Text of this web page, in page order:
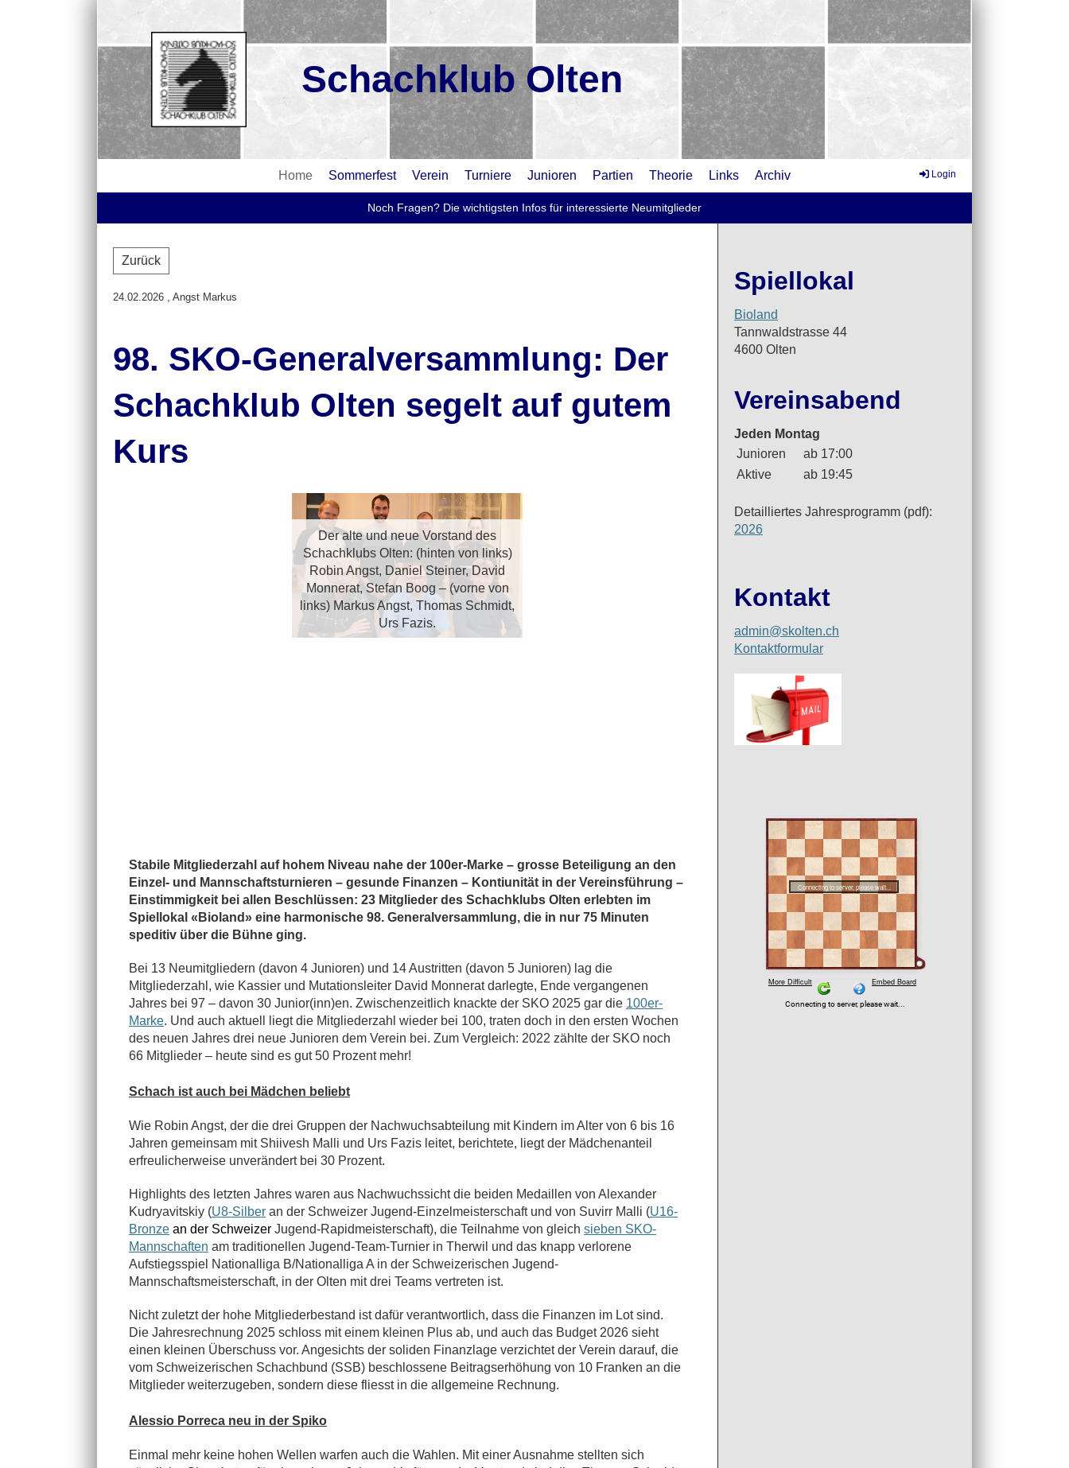
Schachklub Olten
Home Sommerfest Verein Turniere Junioren Partien Theorie Links Archiv Login
Noch Fragen? Die wichtigsten Infos für interessierte Neumitglieder
Zurück
24.02.2026 , Angst Markus
98. SKO-Generalversammlung: Der
Schachklub Olten segelt auf gutem
Kurs
Der alte und neue Vorstand des
Schachklubs Olten: (hinten von links)
Robin Angst, Daniel Steiner, David
Monnerat, Stefan Boog – (vorne von
links) Markus Angst, Thomas Schmidt,
Urs Fazis.
Stabile Mitgliederzahl auf hohem Niveau nahe der 100er-Marke – grosse Beteiligung an den
Einzel- und Mannschaftsturnieren – gesunde Finanzen – Kontiunität in der Vereinsführung –
Einstimmigkeit bei allen Beschlüssen: 23 Mitglieder des Schachklubs Olten erlebten im
Spiellokal «Bioland» eine harmonische 98. Generalversammlung, die in nur 75 Minuten
speditiv über die Bühne ging.
Bei 13 Neumitgliedern (davon 4 Junioren) und 14 Austritten (davon 5 Junioren) lag die
Mitgliederzahl, wie Kassier und Mutationsleiter David Monnerat darlegte, Ende vergangenen
Jahres bei 97 – davon 30 Junior(inn)en. Zwischenzeitlich knackte der SKO 2025 gar die 100er-
Marke. Und auch aktuell liegt die Mitgliederzahl wieder bei 100, traten doch in den ersten Wochen
des neuen Jahres drei neue Junioren dem Verein bei. Zum Vergleich: 2022 zählte der SKO noch
66 Mitglieder – heute sind es gut 50 Prozent mehr!
Schach ist auch bei Mädchen beliebt
Wie Robin Angst, der die drei Gruppen der Nachwuchsabteilung mit Kindern im Alter von 6 bis 16
Jahren gemeinsam mit Shiivesh Malli und Urs Fazis leitet, berichtete, liegt der Mädchenanteil
erfreulicherweise unverändert bei 30 Prozent.
Highlights des letzten Jahres waren aus Nachwuchssicht die beiden Medaillen von Alexander
Kudryavitskiy (U8-Silberan der Schweizer Jugend-Einzelmeisterschaft und von SuvirrMalli (U16-
Bronzean der Schweizer Jugend-Rapidmeisterschaft), die Teilnahme von gleich sieben SKO-
Mannschaften am traditionellen Jugend-Team-Turnier in Therwil und das knapp verlorene
Aufstiegsspiel Nationalliga B/Nationalliga A in der Schweizerischen Jugend-
Mannschaftsmeisterschaft, in der Olten mit drei Teams vertreten ist.
Nicht zuletzt der hohe Mitgliederbestand ist dafür verantwortlich, dass die Finanzen im Lot sind.
Die Jahresrechnung 2025 schloss mit einem kleinen Plus ab, und auch das Budget 2026 sieht
einen kleinen Überschuss vor. Angesichts der soliden Finanzlage verzichtet der Verein darauf, die
vom Schweizerischen Schachbund (SSB) beschlossene Beitragserhöhung von 10 Franken an die
Mitglieder weiterzugeben, sondern diese fliesst in die allgemeine Rechnung.
Alessio Porreca neu in der Spiko
Einmal mehr keine hohen Wellen warfen auch die Wahlen. Mit einer Ausnahme stellten sich
Spiellokal
Bioland
Tannwaldstrasse 44
4600 Olten
Vereinsabend
Jeden Montag
Junioren
ab 17:00
Aktive
ab 19:45
Detailliertes Jahresprogramm (pdf):
2026
Kontakt
admin@skolten.ch
Kontaktformular